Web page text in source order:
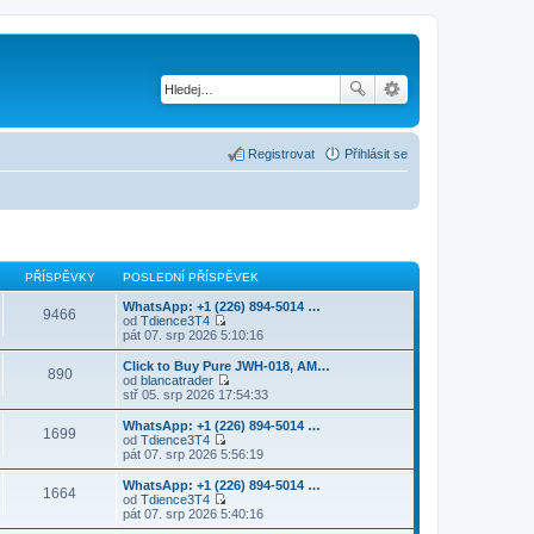
Přihlásit se
Registrovat
PŘÍSPĚVKY POSLEDNÍ PŘÍSPĚVEK
9466
WhatsApp: +1 (226) 894-5014​ …
od Tdience3T4
Z
o
b
r
a
z
i
t
p
o
l
d
pát 07. srp 2026 5:10:16
890
Click to Buy Pure JWH-018, AM…
od blancatrader
Z
o
b
r
a
z
i
t
p
o
stř 05. srp 2026 17:54:33
1699
WhatsApp: +1 (226) 894-5014​ …
od Tdience3T4
Z
o
b
r
a
z
pát 07. srp 2026 5:56:19
1664
WhatsApp: +1 (226) 894-5014​ …
od Tdience3T4
Z
o
pát 07. srp 2026 5:40:16